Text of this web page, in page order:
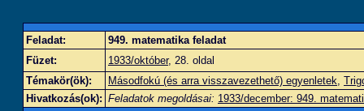
Feladat:
949. matematika feladat
Füzet:
1933/október, 28. oldal
Témakör(ök):
Másodfokú (és arra visszavezethető) egyenletek,
Hivatkozás(ok): Feladatok megoldásai: 1933/december: 949.